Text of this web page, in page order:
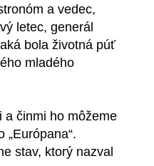
a vedec,
letec, generál
bola životná púť
mladého
a činmi ho môžeme
stav, ktorý nazval